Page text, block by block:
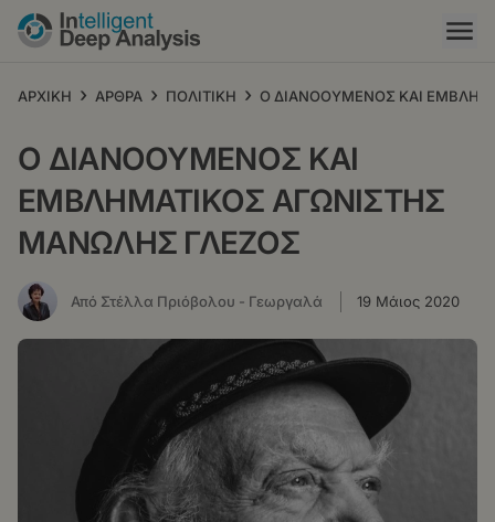
Παράκαμψη
προς
κυρίως
ΑΡΧΙΚΗ › ΑΡΘΡΑ › ΠΟΛΙΤΙΚΗ › Ο ΔΙΑΝΟΟΥΜΕΝΟΣ ΚΑΙ
Ο ΔΙΑΝΟΟΥΜΕΝΟΣ ΚΑΙ
ΕΜΒΛΗΜΑΤΙΚΟΣ ΑΓΩΝΙΣΤΗΣ
ΜΑΝΩΛΗΣ ΓΛΕΖΟΣ
Από Στέλλα Πριόβολου - Γεωργαλά 19 Μάιος 2020